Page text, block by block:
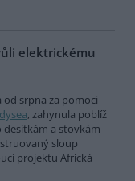
elektrickému
od srpna za pomoci
, zahynula poblíž
desítkám a stovkám
sloup
projektu Africká